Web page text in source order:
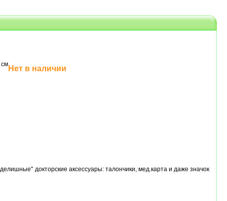
Нет в наличии
докторские аксессуары: талончики, мед.карта и даже значок